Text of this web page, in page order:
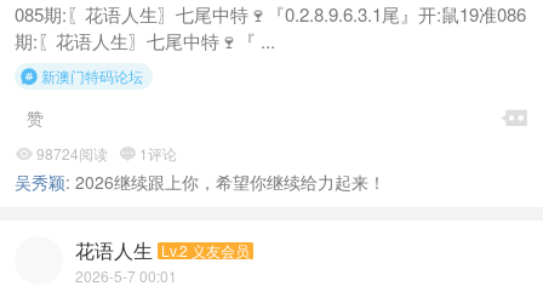
085期:〖花语人生〗七尾中特🍷『0.2.8.9.6.3.1尾』开:鼠19准086
期:〖花语人生〗七尾中特🍷『 ...
 新澳门特码论坛

赞
98724阅读  1评论
吴秀颖: 2026继续跟上你，希望你继续给力起来！
花语人生 Lv.2 义友会员
2026-5-7 00:01